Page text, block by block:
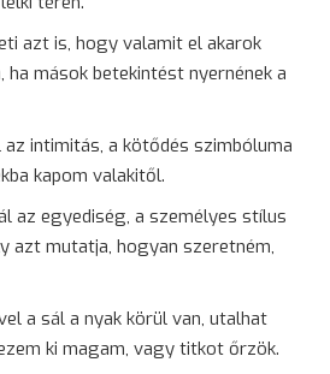
azt is, hogy valamit el akarok
ha mások betekintést nyernének a
az intimitás, a kötődés szimbóluma
kapom valakitől.
az egyediség, a személyes stílus
azt mutatja, hogyan szeretném,
a sál a nyak körül van, utalhat
ki magam, vagy titkot őrzök.